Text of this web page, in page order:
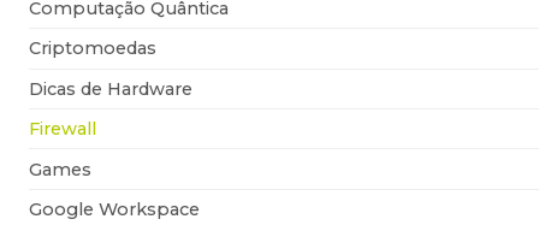
Computação Quântica
Criptomoedas
Dicas de Hardware
Firewall
Games
Google Workspace